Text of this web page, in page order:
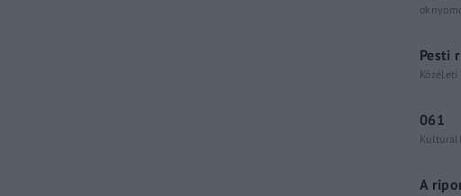
Pesti
061
A